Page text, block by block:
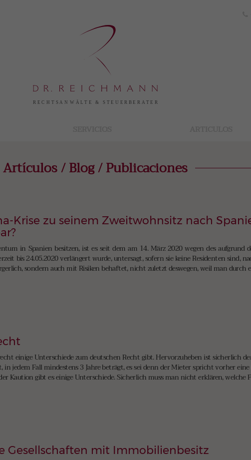
Artículos / Blog / Publicaciones
Krise zu seinem Zweitwohnsitz nach
in Spanien besitzen, ist es seit dem am 14. März 2020 wegen des aufgrund
bis 24.05.2020 verlängert wurde, untersagt, sofern sie keine Residenten sind,
sondern auch mit Risiken behaftet, nicht zuletzt deswegen, weil man durch
einige Unterschiede zum deutschen Recht gibt. Hervorzuheben ist sicherlich
in jedem Fall mindestens 3 Jahre beträgt, es sei denn der Mieter spricht vorher
Kaution gibt es einige Unterschiede. Sicherlich muss man nicht erklären, welche
Gesellschaften mit Immobilienbesitz